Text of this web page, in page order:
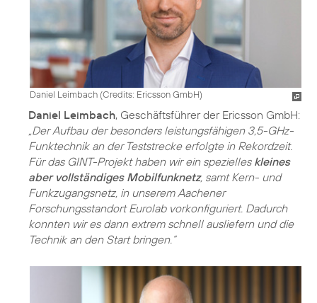
Daniel Leimbach (Credits: Ericsson GmbH)
Daniel Leimbach, Geschäftsführer der Ericsson GmbH:
„Der Aufbau der besonders leistungsfähigen 3,5-GHz-
Funktechnik an der Teststrecke erfolgte in Rekordzeit.
Für das GINT-Projekt haben wir ein spezielles kleines
aber vollständiges Mobilfunknetz, samt Kern- und
Funkzugangsnetz, in unserem Aachener
Forschungsstandort Eurolab vorkonfiguriert. Dadurch
konnten wir es dann extrem schnell ausliefern und die
Technik an den Start bringen.“